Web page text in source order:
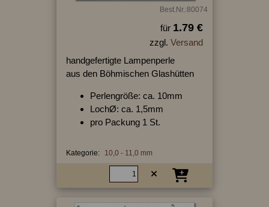
Best.Nr.:80074
für 1.79 €
zzgl. Versand
handgefertigte Lampenperle
aus den Böhmischen Glashütten
Perlengröße: ca. 10mm
LochØ: ca. 1,5mm
pro Packung 1 St.
Kategorie: 10,0 - 11,0 mm